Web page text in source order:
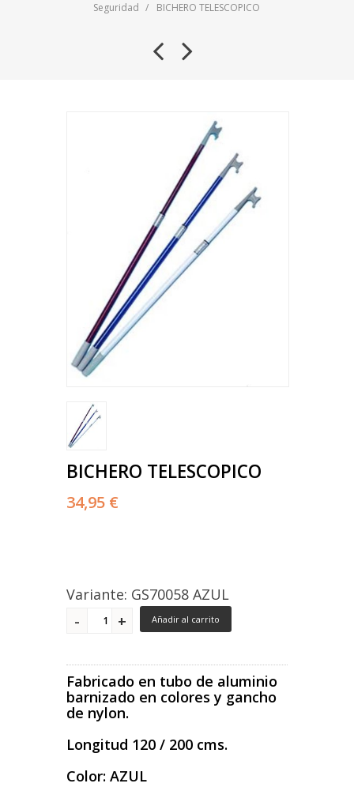
Seguridad
BICHERO TELESCOPICO
BICHERO TELESCOPICO
34,95 €
Variante: GS70058 AZUL
Añadir al carrito
Fabricado en tubo de aluminio
barnizado en colores y gancho
de nylon.
Longitud 120 / 200 cms.
Color: AZUL